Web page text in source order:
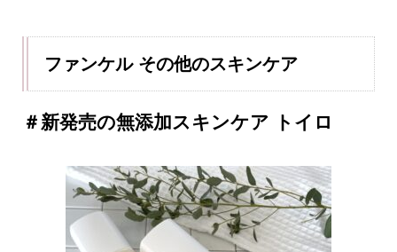
ファンケル その他のスキンケア
＃新発売の無添加スキンケア トイロ